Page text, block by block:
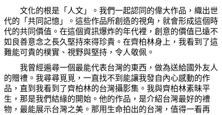
文化的根是「人文」。我們一起認同的偉大作品，織出世
代的「共同記憶」。這些作品所創造的視角，就會形成這個時
代的共同價值。在這個資訊爆炸的年代裡，創意的價值已遠不
如良善意念之長久堅持來得珍貴。在齊柏林身上，我看到了這
難能可貴的樸實、視野與堅持，令人敬佩。
我曾經遍尋一個最能代表台灣的東西，做為送給國外友人
的贈禮。我尋尋覓覓，一直找不到能讓我發自內心感動的作
品，直到我看到了齊柏林的台灣攝影集。我與齊柏林素昧平
生，那是我們結緣的開始。他的作品，是介紹台灣最好的禮
物，最能展示台灣之美。那用生命拍出的台灣，值得一看再